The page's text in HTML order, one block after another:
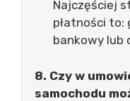
Najczęściej
płatności to:
bankowy lub
8. Czy w
samochodu